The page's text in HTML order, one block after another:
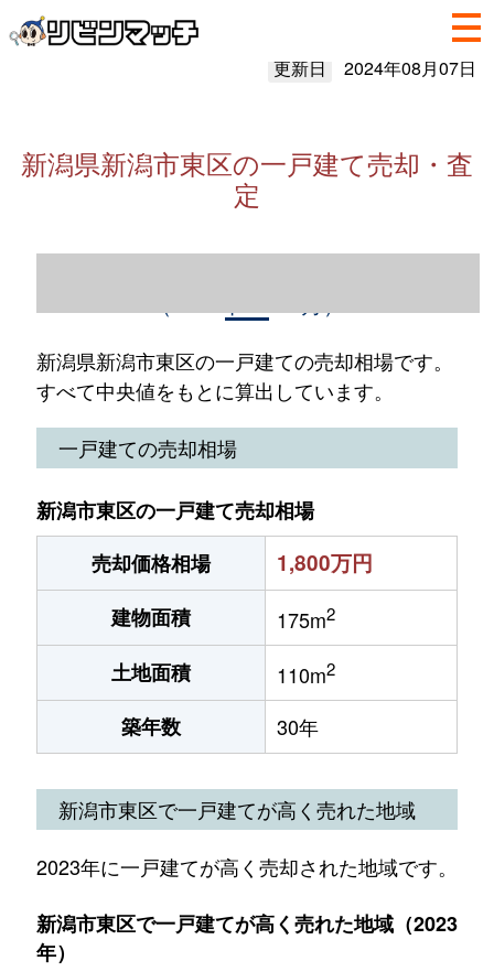
更新日 2024年08月07日
新潟県新潟市東区の一戸建て売却・査
定
新潟県新潟市東区の一戸建ての売却相場です。
すべて中央値をもとに算出しています。
一戸建ての売却相場
新潟市東区の一戸建て売却相場
売却価格相場
1,800万円
建物面積 175m2
土地面積 110m2
築年数 30年
新潟市東区で一戸建てが高く売れた地域
2023年に一戸建てが高く売却された地域です。
新潟市東区で一戸建てが高く売れた地域（2023
年）